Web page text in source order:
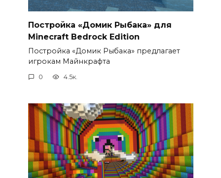
Постройка «Домик Рыбака» для
Minecraft Bedrock Edition
Постройка «Домик Рыбака» предлагает
игрокам Майнкрафта
0 4.5к.